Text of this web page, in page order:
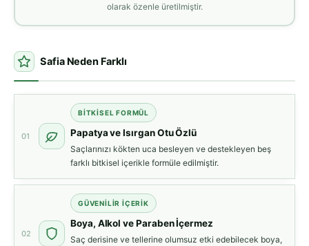
olarak özenle üretilmiştir.
Safia Neden Farklı
01
BITKISEL FORMÜL
Papatya ve Isırgan Otu Özlü
Saçlarınızı kökten uca besleyen ve destekleyen beş
farklı bitkisel içerikle formüle edilmiştir.
02
GÜVENILIR İÇERIK
Boya, Alkol ve Paraben İçermez
Saç derisine ve tellerine olumsuz etki edebilecek boya,